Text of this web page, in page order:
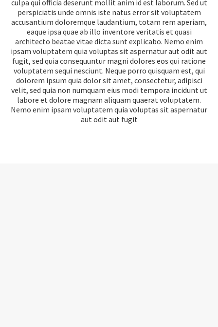
culpa qui officia deserunt mollit anim id est laborum. Sed ut
perspiciatis unde omnis iste natus error sit voluptatem
accusantium doloremque laudantium, totam rem aperiam,
eaque ipsa quae ab illo inventore veritatis et quasi
architecto beatae vitae dicta sunt explicabo. Nemo enim
ipsam voluptatem quia voluptas sit aspernatur aut odit aut
fugit, sed quia consequuntur magni dolores eos qui ratione
voluptatem sequi nesciunt. Neque porro quisquam est, qui
dolorem ipsum quia dolor sit amet, consectetur, adipisci
velit, sed quia non numquam eius modi tempora incidunt ut
labore et dolore magnam aliquam quaerat voluptatem.
Nemo enim ipsam voluptatem quia voluptas sit aspernatur
aut odit aut fugit